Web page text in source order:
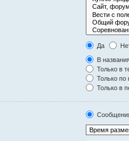
Да
В
Только в
Только по
Только в